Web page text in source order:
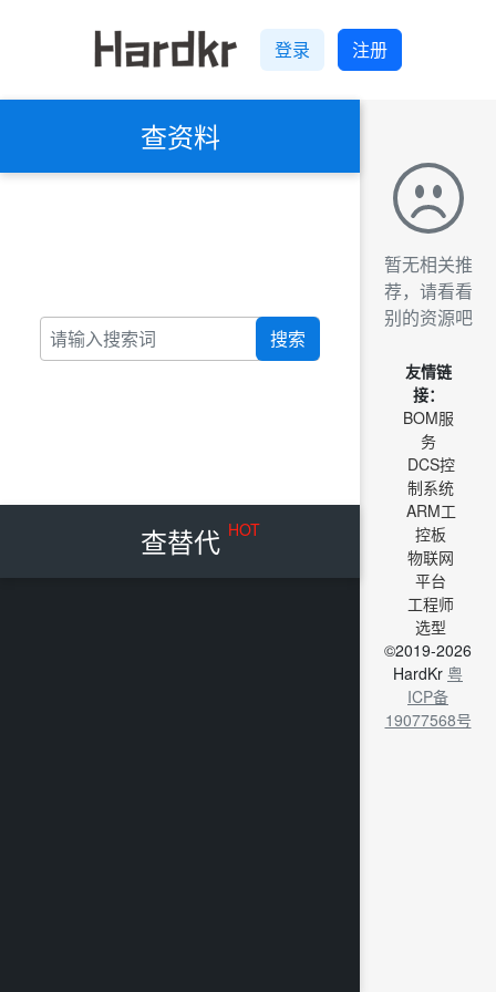
登录 注册
查资料
搜索
查替代 HOT
暂无相关推
荐，请看看
别的资源吧
友情链
接：
BOM服
务
DCS控
制系统
ARM工
控板
物联网
平台
工程师
选型
©2019-2026
HardKr 粤
ICP备
19077568号